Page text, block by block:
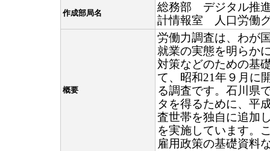
作成部局名
総務部 デジタル推
計情報室 人口労働
概要
労働力調査は、わが
就業の実態を明らか
対策などのための基
て、昭和21年９月に
る調査です。石川県
タを得るために、平
査世帯を独自に追加
を実施しています。
雇用政策の基礎資料